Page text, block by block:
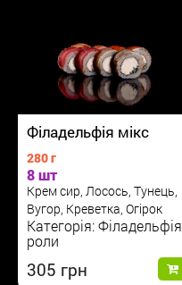
Філадельфія мікс
280 г
8 шт
Крем сир, Лосось, Тунець,
Вугор, Креветка, Огірок
Категорія: Філадельфія
роли
305